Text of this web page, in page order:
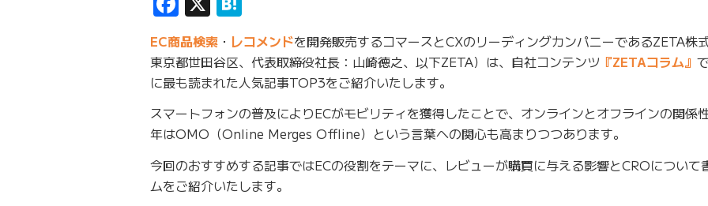
EC商品検索 ・ レコメンドを開発販売するコマースとCXのリーディングカンパニーであるZETA株
東京都世田谷区、代表取締役社長：山崎徳之、以下ZETA）は、自社コンテンツ 『ZETAコラム』
に最も読まれた人気記事TOP3をご紹介いたします。
スマートフォンの普及によりECがモビリティを獲得したことで、オンラインとオフラインの関係
年はOMO（Online Merges Offline）という言葉への関心も高まりつつあります。
今回のおすすめする記事ではECの役割をテーマに、レビューが購買に与える影響とCROについて
ムをご紹介いたします。